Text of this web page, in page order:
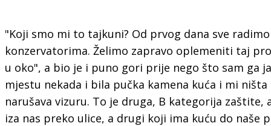
"Koji smo mi to tajkuni? Od prvog dana sve
konzervatorima. Želimo zapravo oplemeniti taj
u oko", a bio je i puno gori prije nego što sam ga
mjestu nekada i bila pučka kamena kuća i mi
narušava vizuru. To je druga, B kategorija zaštite,
iza nas preko ulice, a drugi koji ima kuću do naše